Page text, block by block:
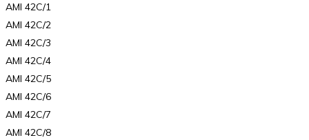
AMI 42C/1
AMI 42C/2
AMI 42C/3
AMI 42C/4
AMI 42C/5
AMI 42C/6
AMI 42C/7
AMI 42C/8